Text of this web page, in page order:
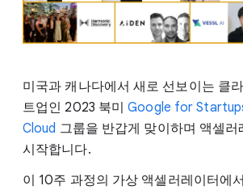
미국과 캐나다에서 새로 선보이는 클
트업인 2023 북미Google for
Cloud 그룹을 반갑게 맞이하며 액셀
시작합니다.
이 10주 과정의 가상 액셀러레이터에